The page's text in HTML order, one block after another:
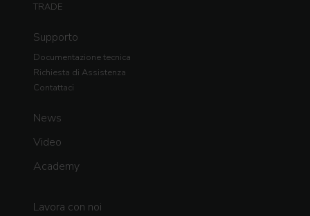
TRADE
Supporto
Documentazione tecnica
Richiesta di Assistenza
Contattaci
News
Video
Academy
Lavora con noi